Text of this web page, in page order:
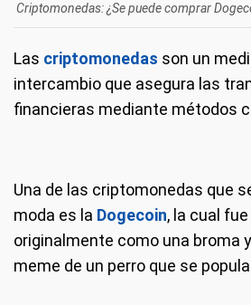
Criptomonedas: ¿Se puede comprar
Las criptomonedas son un
intercambio que asegura las
financieras mediante métodos
Una de las criptomonedas que
moda es la Dogecoin, la cual
originalmente como una broma
meme de un perro que se